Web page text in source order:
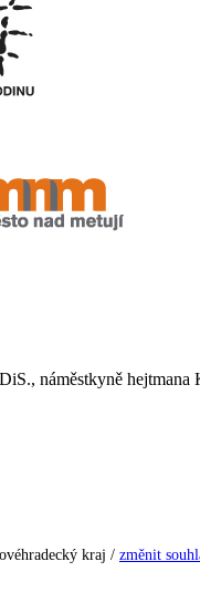
náměstkyně
kraj / změnit